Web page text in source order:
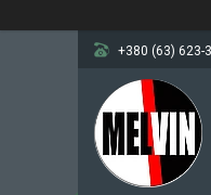
+380 (63) 623-